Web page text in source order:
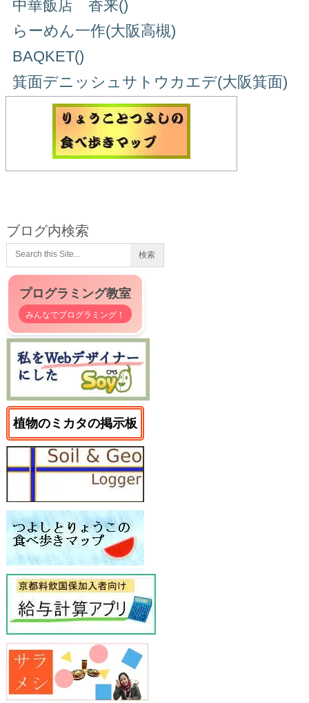
中華飯店 香来()
らーめん一作(大阪高槻)
BAQKET()
箕面デニッシュサトウカエデ(大阪箕面)
ブログ内検索
プログラミング教室
みんなでプログラミング！
植物のミカタの掲示板